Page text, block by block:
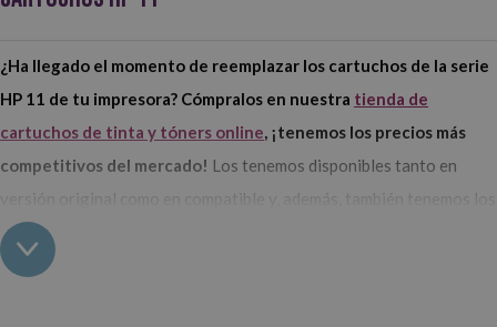
¿Ha llegado el momento de reemplazar los cartuchos de la serie
HP 11 de tu impresora? Cómpralos en nuestra tienda de
cartuchos de tinta y tóners online , ¡tenemos los precios más
competitivos del mercado! Los tenemos disponibles tanto en
versión original como en compatible y, además, también tenemos los
recambios del cabezal de impresión que necesitas para cada uno de
ellos.